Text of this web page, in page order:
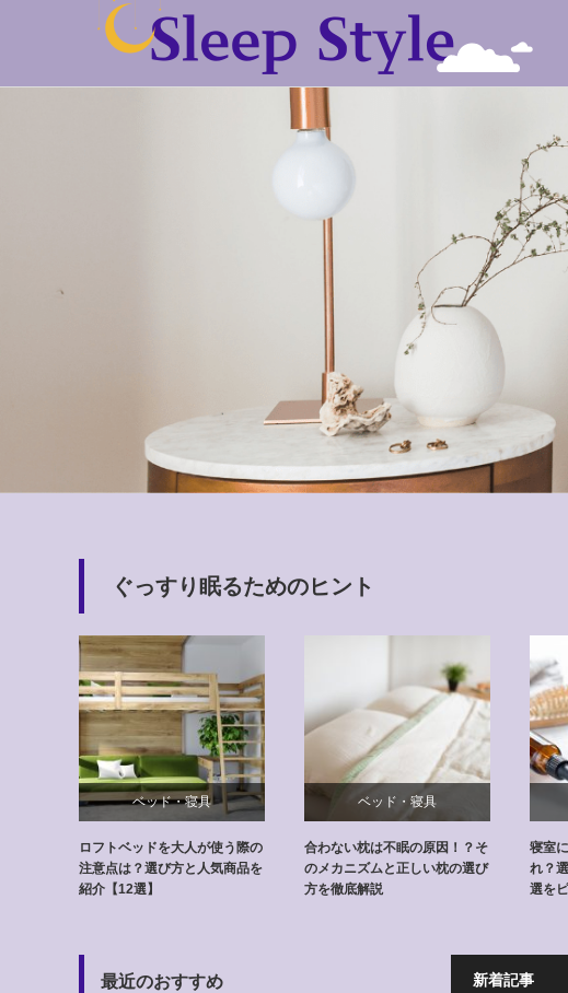
ぐっすり眠るためのヒント
ベッド・寝具
ロフトベッドを大人が使う際の
注意点は？選び方と人気商品を
紹介【12選】
ベッド・寝具
合わない枕は不眠の原因！？そ
のメカニズムと正しい枕の選び
方を徹底解説
寝室
れ？
選を
新着記事
最近のおすすめ